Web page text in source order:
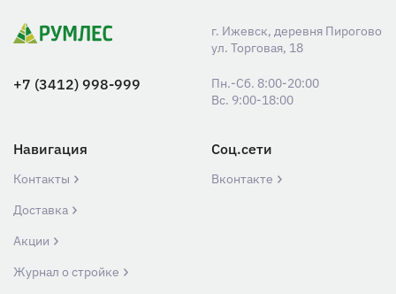
г. Ижевск, деревня Пирогово
ул. Торговая, 18
+7 (3412) 998-999
Пн.-Сб. 8:00-20:00
Вс. 9:00-18:00
Навигация
Контакты
Доставка
Акции
Журнал о стройке
Соц.сети
Вконтакте